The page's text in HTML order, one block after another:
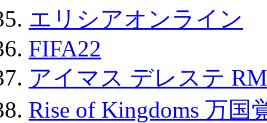
エリシアオンライン
FIFA22
アイマス デレステ
Rise of Kingdoms 万